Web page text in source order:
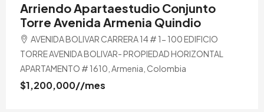
Arriendo Apartaestudio Conjunto
Torre Avenida Armenia Quindio
AVENIDA BOLIVAR CARRERA 14 # 1- 100 EDIFICIO
TORRE AVENIDA BOLIVAR- PROPIEDAD HORIZONTAL
APARTAMENTO # 1610, Armenia, Colombia
$1,200,000//mes